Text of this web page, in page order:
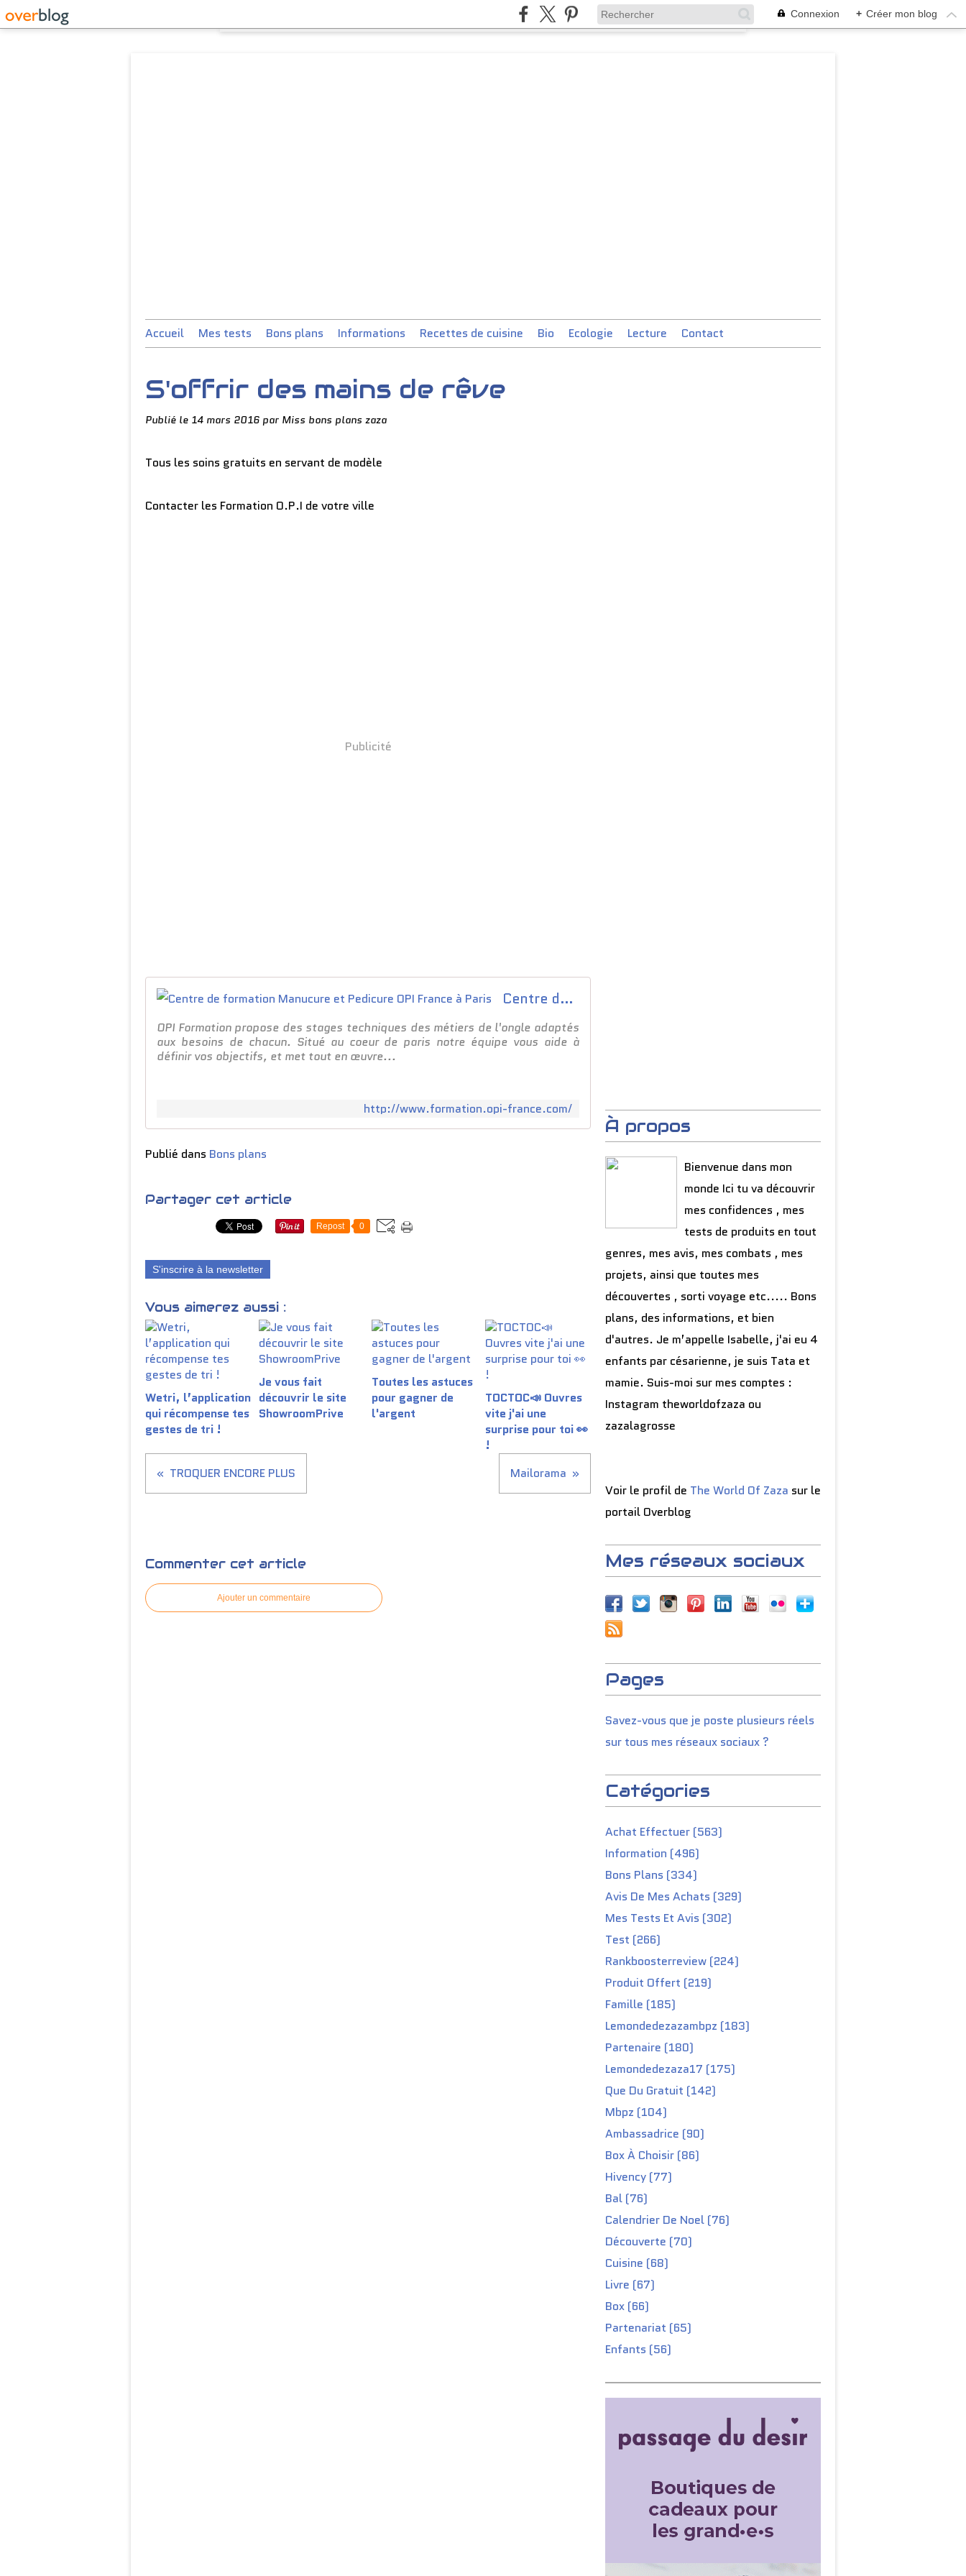
Connexion + Créer mon blog
Accueil Mes tests Bons plans Informations Recettes de cuisine Bio Ecologie Lecture Contact
S'offrir des mains de rêve
Publié le 14 mars 2016 par Miss bons plans zaza
Tous les soins gratuits en servant de modèle
Contacter les Formation O.P.I de votre ville
Publicité
Centre de formation Manucure et Pedicure OPI France à Paris
OPI Formation propose des stages techniques des métiers de l'ongle adaptés
aux besoins de chacun. Situé au coeur de paris notre équipe vous aide à
définir vos objectifs, et met tout en œuvre...
http://www.formation.opi-france.com/
Publié dans Bons plans
Partager cet article
Repost 0
S'inscrire à la newsletter
Vous aimerez aussi :
Wetri, l’application
qui récompense tes
gestes de tri !
Je vous fait
découvrir le site
ShowroomPrive
Toutes les astuces
pour gagner de
l'argent
TOCTOC📣 Ouvres
vite j'ai une
surprise pour toi 👀
!
TROQUER ENCORE PLUS
Mailorama
Commenter cet article
Ajouter un commentaire
À propos
Bienvenue dans mon
monde Ici tu va découvrir
mes confidences , mes
tests de produits en tout
genres, mes avis, mes combats , mes
projets, ainsi que toutes mes
découvertes , sorti voyage etc..... Bons
plans, des informations, et bien
d'autres. Je m’appelle Isabelle, j'ai eu 4
enfants par césarienne, je suis Tata et
mamie. Suis-moi sur mes comptes :
Instagram theworldofzaza ou
zazalagrosse
Voir le profil de The World Of Zaza sur le
portail Overblog
Mes réseaux sociaux
Pages
Savez-vous que je poste plusieurs réels
sur tous mes réseaux sociaux ?
Catégories
Achat Effectuer (563)
Information (496)
Bons Plans (334)
Avis De Mes Achats (329)
Mes Tests Et Avis (302)
Test (266)
Rankboosterreview (224)
Produit Offert (219)
Famille (185)
Lemondedezazambpz (183)
Partenaire (180)
Lemondedezaza17 (175)
Que Du Gratuit (142)
Mbpz (104)
Ambassadrice (90)
Box À Choisir (86)
Hivency (77)
Bal (76)
Calendrier De Noel (76)
Découverte (70)
Cuisine (68)
Livre (67)
Box (66)
Partenariat (65)
Enfants (56)